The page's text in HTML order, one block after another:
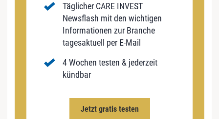
Täglicher CARE INVEST
Newsflash mit den wichtigen
Informationen zur Branche
tagesaktuell per E-Mail
4 Wochen testen & jederzeit
kündbar
Jetzt gratis testen